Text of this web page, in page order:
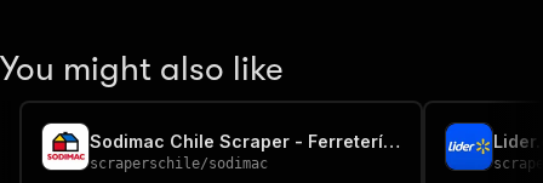
You might also like
Sodimac Chile Scraper - Ferretería y Precios
scraperschile/sodimac